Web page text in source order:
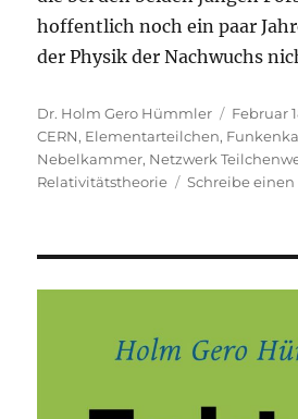
hoffentlich noch ein paar
der Physik der Nachwuchs
Autor
Dr. Holm Gero Hümmler
am
Februar
CERN, Elementarteilchen,
Nebelkammer, Netzwerk
Relativitätstheorie
Schreibe